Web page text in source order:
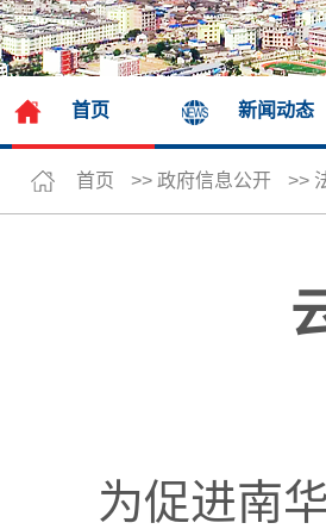
首页 新闻动态
首页 >> 政府信息公开 >>
为促进南